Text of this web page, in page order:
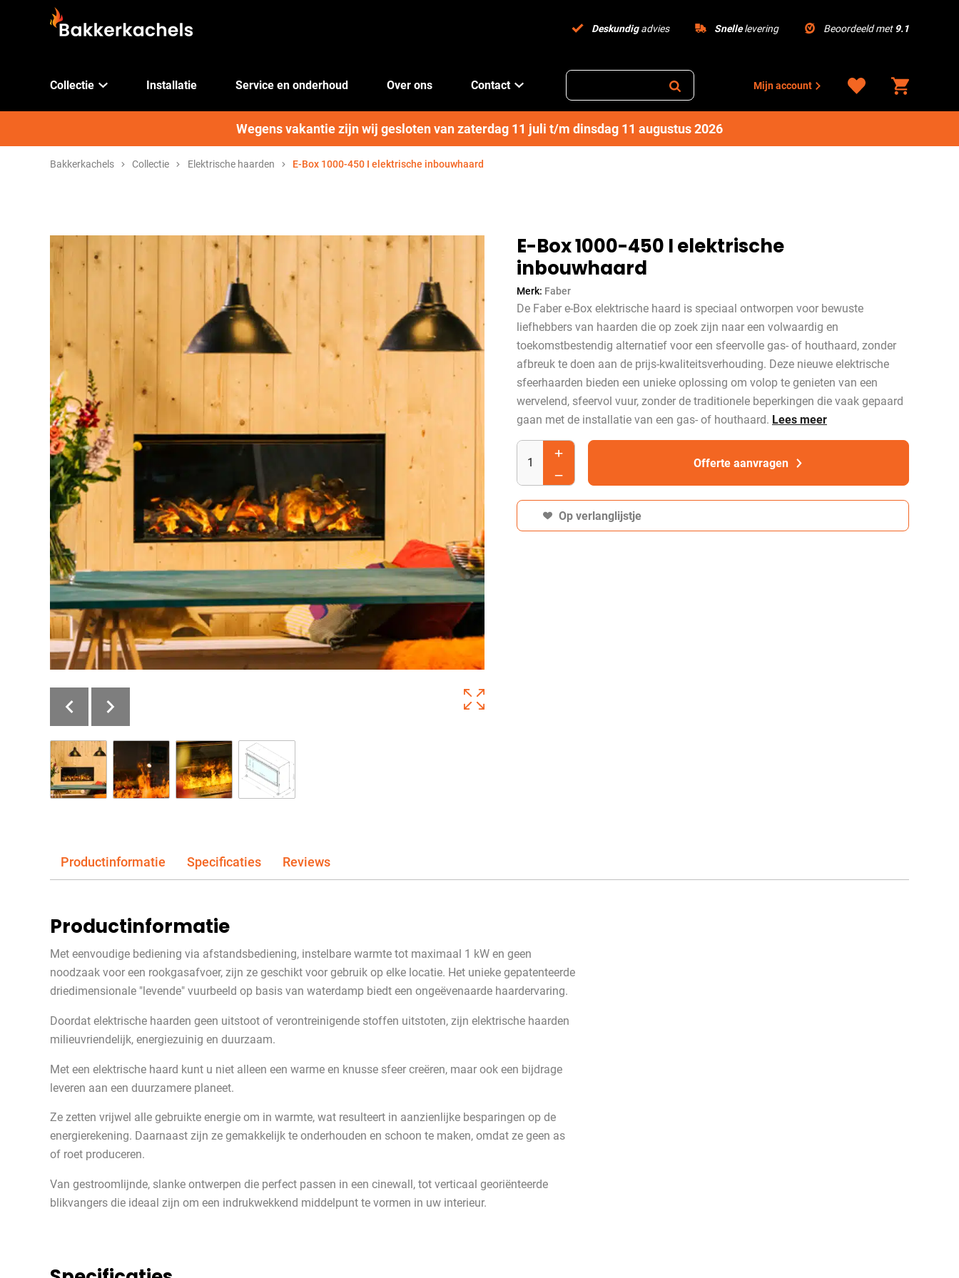
Deskundigadvies Snellelevering Beoordeeld met 9.1
Collectie Installatie Service en onderhoud Over ons Contact Mijn account
Wegens vakantie zijn wij gesloten van zaterdag 11 juli t/m dinsdag 11 augustus 2026
Bakkerkachels Collectie Elektrische haarden E-Box 1000-450 I elektrische inbouwhaard
E-Box 1000-450 I elektrische
inbouwhaard
Merk: Faber
De Faber e-Box elektrische haard is speciaal ontworpen voor bewuste
liefhebbers van haarden die op zoek zijn naar een volwaardig en
toekomstbestendig alternatief voor een sfeervolle gas- of houthaard, zonder
afbreuk te doen aan de prijs-kwaliteitsverhouding. Deze nieuwe elektrische
sfeerhaarden bieden een unieke oplossing om volop te genieten van een
wervelend, sfeervol vuur, zonder de traditionele beperkingen die vaak gepaard
gaan met de installatie van een gas- of houthaard. Lees meer
Offerte aanvragen
Op verlanglijstje
Productinformatie Specificaties Reviews
Productinformatie
Met eenvoudige bediening via afstandsbediening, instelbare warmte tot maximaal 1 kW en geen
noodzaak voor een rookgasafvoer, zijn ze geschikt voor gebruik op elke locatie. Het unieke gepatenteerde
driedimensionale "levende" vuurbeeld op basis van waterdamp biedt een ongeëvenaarde haardervaring.
Doordat elektrische haarden geen uitstoot of verontreinigende stoffen uitstoten, zijn elektrische haarden
milieuvriendelijk, energiezuinig en duurzaam.
Met een elektrische haard kunt u niet alleen een warme en knusse sfeer creëren, maar ook een bijdrage
leveren aan een duurzamere planeet.
Ze zetten vrijwel alle gebruikte energie om in warmte, wat resulteert in aanzienlijke besparingen op de
energierekening. Daarnaast zijn ze gemakkelijk te onderhouden en schoon te maken, omdat ze geen as
of roet produceren.
Van gestroomlijnde, slanke ontwerpen die perfect passen in een cinewall, tot verticaal georiënteerde
blikvangers die ideaal zijn om een indrukwekkend middelpunt te vormen in uw interieur.